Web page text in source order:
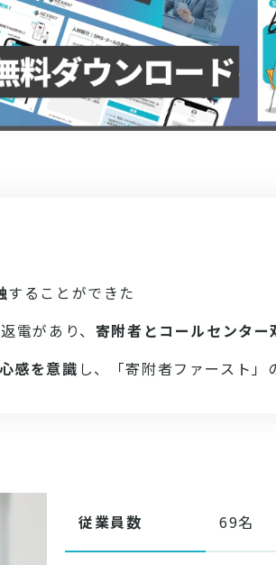
することができた
電があり、 寄附者とコールセンタ
感を意識 し、「寄附者ファースト」
従業員数 69名